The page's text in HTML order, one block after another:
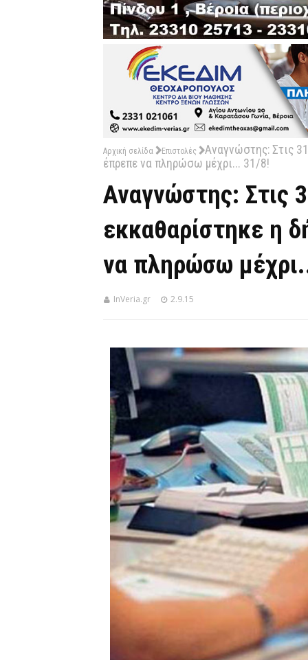
Αρχική σελίδα Επιστολές
Αναγνώστης: Στις
έπρεπε να πληρώσω μέχρι... 31/8!
Αναγνώστης: Στις
εκκαθαρίστηκε η
να πληρώσω
InVeria.gr 2.9.15